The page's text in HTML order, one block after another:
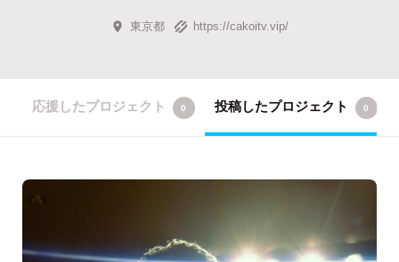
東京都 https://cakoitv.vip/
応援したプロジェクト 0 投稿したプロジェクト 0